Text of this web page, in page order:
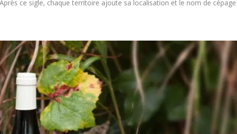
ce sigle, chaque territoire ajoute sa localisation et le nom de cépage